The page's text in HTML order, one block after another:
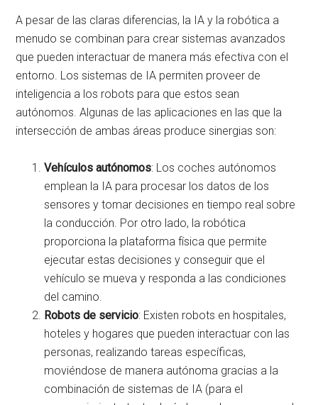
A pesar de las claras diferencias, la IA y la robótica a
menudo se combinan para crear sistemas avanzados
que pueden interactuar de manera más efectiva con el
entorno. Los sistemas de IA permiten proveer de
inteligencia a los robots para que estos sean
autónomos. Algunas de las aplicaciones en las que la
intersección de ambas áreas produce sinergias son:
Vehículos autónomos: Los coches autónomos
emplean la IA para procesar los datos de los
sensores y tomar decisiones en tiempo real sobre
la conducción. Por otro lado, la robótica
proporciona la plataforma física que permite
ejecutar estas decisiones y conseguir que el
vehículo se mueva y responda a las condiciones
del camino.
Robots de servicio: Existen robots en hospitales,
hoteles y hogares que pueden interactuar con las
personas, realizando tareas específicas,
moviéndose de manera autónoma gracias a la
combinación de sistemas de IA (para el